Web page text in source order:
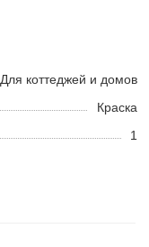
Для коттеджей и домов
Краска
1